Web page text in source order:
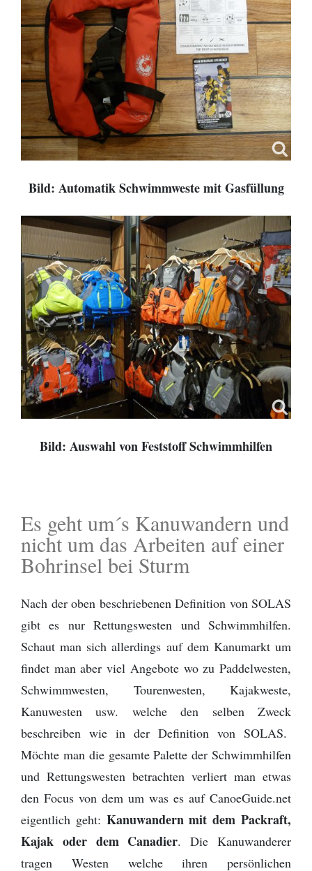
Bild: Automatik Schwimmweste mit Gasfüllung
Bild: Auswahl von Feststoff Schwimmhilfen
Es geht um´s Kanuwandern und
nicht um das Arbeiten auf einer
Bohrinsel bei Sturm
Nach der oben beschriebenen Definition von SOLAS
gibt es nur Rettungswesten und Schwimmhilfen.
Schaut man sich allerdings auf dem Kanumarkt um
findet man aber viel Angebote wo zu Paddelwesten,
Schwimmwesten, Tourenwesten, Kajakweste,
Kanuwesten usw. welche den selben Zweck
beschreiben wie in der Definition von SOLAS.
Möchte man die gesamte Palette der Schwimmhilfen
und Rettungswesten betrachten verliert man etwas
den Focus von dem um was es auf CanoeGuide.net
eigentlich geht: Kanuwandern mit dem Packraft,
Kajak oder dem Canadier. Die Kanuwanderer
tragen Westen welche ihren persönlichen